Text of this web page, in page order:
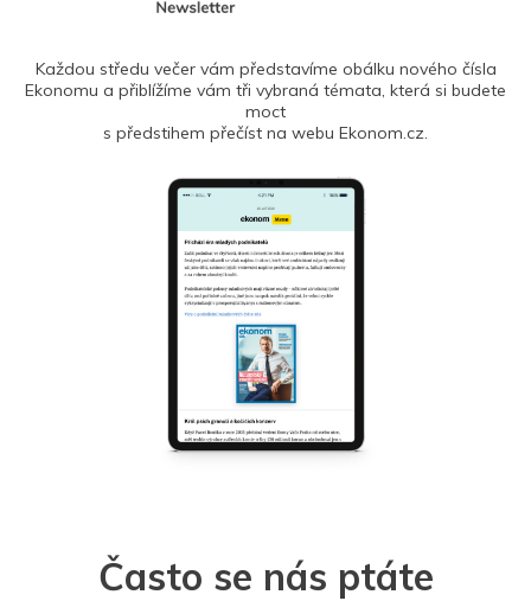
Každou středu večer vám představíme obálku nového čísla
Ekonomu a přiblížíme vám tři vybraná témata, která si budete
moct
s předstihem přečíst na webu Ekonom.cz.
Často se nás ptáte